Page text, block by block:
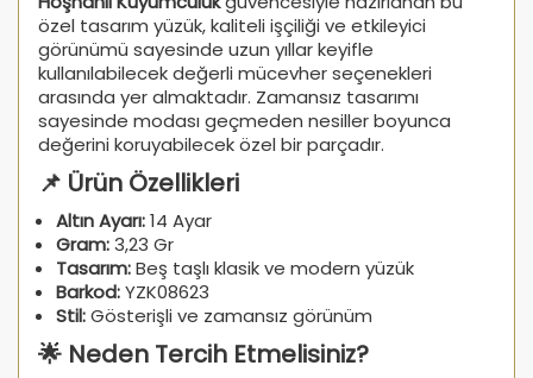
özel tasarım yüzük, kaliteli işçiliği ve etkileyici
görünümü sayesinde uzun yıllar keyifle
kullanılabilecek değerli mücevher seçenekleri
arasında yer almaktadır. Zamansız tasarımı
sayesinde modası geçmeden nesiller boyunca
değerini koruyabilecek özel bir parçadır.
📌 Ürün Özellikleri
Altın Ayarı:14 Ayar
Gram:3,23 Gr
Tasarım:Beş taşlı klasik ve modern yüzük
Barkod:YZK08623
Stil:Gösterişli ve zamansız görünüm
🌟 Neden Tercih Etmelisiniz?